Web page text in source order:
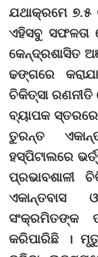
ଯଥାକ୍ରମେ
ଏହିସବୁ ସଫଳତା
କେନ୍ଦ୍ରଶାସିତ
ଢଙ୍ଗରେ
ଚିକିତ୍ସା
ବ୍ୟାପକ
ତୁରନ୍ତ
ହସ୍ପିଟାଲରେ
ପ୍ରଭାବଶାଳୀ
ଏକାନ୍ତବାସ
ସଂକ୍ରମିତଙ୍କ
କରିପାରିଛି ।